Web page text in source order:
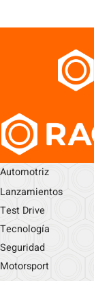
Automotriz
Lanzamientos
Test Drive
Tecnología
Seguridad
Motorsport